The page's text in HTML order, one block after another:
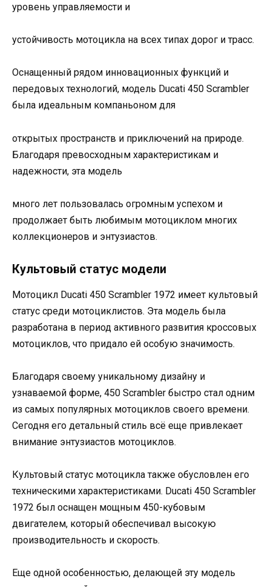
уровень управляемости и
устойчивость мотоцикла на всех типах дорог и трасс.
Оснащенный рядом инновационных функций и
передовых технологий, модель Ducati 450 Scrambler
была идеальным компаньоном для
открытых пространств и приключений на природе.
Благодаря превосходным характеристикам и
надежности, эта модель
много лет пользовалась огромным успехом и
продолжает быть любимым мотоциклом многих
коллекционеров и энтузиастов.
Культовый статус модели
Мотоцикл Ducati 450 Scrambler 1972 имеет культовый
статус среди мотоциклистов. Эта модель была
разработана в период активного развития кроссовых
мотоциклов, что придало ей особую значимость.
Благодаря своему уникальному дизайну и
узнаваемой форме, 450 Scrambler быстро стал одним
из самых популярных мотоциклов своего времени.
Сегодня его детальный стиль всё еще привлекает
внимание энтузиастов мотоциклов.
Культовый статус мотоцикла также обусловлен его
техническими характеристиками. Ducati 450 Scrambler
1972 был оснащен мощным 450-кубовым
двигателем, который обеспечивал высокую
производительность и скорость.
Еще одной особенностью, делающей эту модель